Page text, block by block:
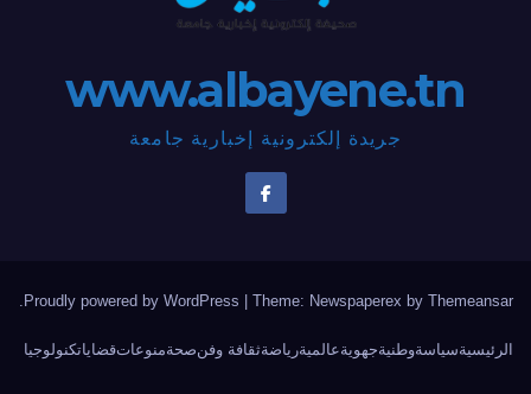
www.albayene.tn
جريدة إلكترونية إخبارية جامعة
Proudly powered by WordPress Theme: Newspaperex by Themeansar
.
الرئيسيةسياسةوطنيةجهويةعالميةرياضةثقافة وفنصحةمنوعاتقضاياتكنولوجيا